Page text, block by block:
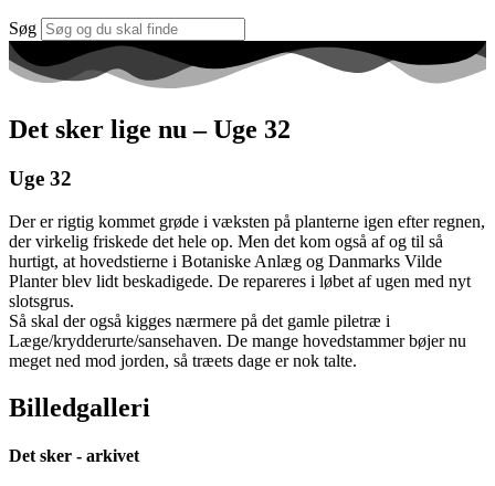
Søg
Det sker lige nu – Uge 32
Uge 32
Der er rigtig kommet grøde i væksten på planterne igen efter regnen,
der virkelig friskede det hele op. Men det kom også af og til så
hurtigt, at hovedstierne i Botaniske Anlæg og Danmarks Vilde
Planter blev lidt beskadigede. De repareres i løbet af ugen med nyt
slotsgrus.
Så skal der også kigges nærmere på det gamle piletræ i
Læge/krydderurte/sansehaven. De mange hovedstammer bøjer nu
meget ned mod jorden, så træets dage er nok talte.
Billedgalleri
Det sker - arkivet